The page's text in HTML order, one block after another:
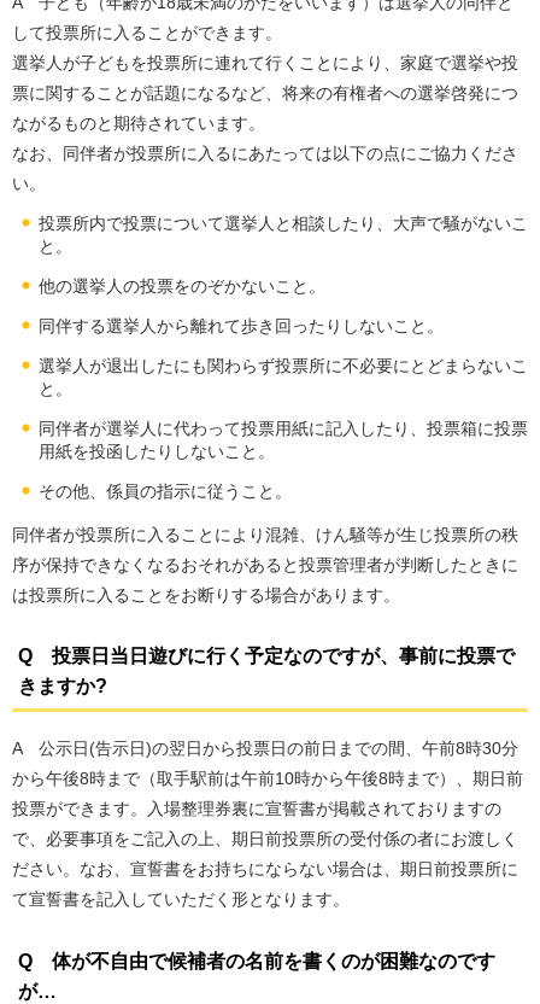
して投票所に入ることができます。
選挙人が子どもを投票所に連れて行くことにより、家庭で選挙や投
票に関することが話題になるなど、将来の有権者への選挙啓発につ
ながるものと期待されています。
なお、同伴者が投票所に入るにあたっては以下の点にご協力くださ
い。
投票所内で投票について選挙人と相談したり、大声で騒がないこ
と。
他の選挙人の投票をのぞかないこと。
同伴する選挙人から離れて歩き回ったりしないこと。
選挙人が退出したにも関わらず投票所に不必要にとどまらないこ
と。
同伴者が選挙人に代わって投票用紙に記入したり、投票箱に投票
用紙を投函したりしないこと。
その他、係員の指示に従うこと。
同伴者が投票所に入ることにより混雑、けん騒等が生じ投票所の秩
序が保持できなくなるおそれがあると投票管理者が判断したときに
は投票所に入ることをお断りする場合があります。
Q 投票日当日遊びに行く予定なのですが、事前に投票で
きますか?
A 公示日(告示日)の翌日から投票日の前日までの間、午前8時30分
から午後8時まで（取手駅前は午前10時から午後8時まで）、期日前
投票ができます。入場整理券裏に宣誓書が掲載されておりますの
で、必要事項をご記入の上、期日前投票所の受付係の者にお渡しく
ださい。なお、宣誓書をお持ちにならない場合は、期日前投票所に
て宣誓書を記入していただく形となります。
Q 体が不自由で候補者の名前を書くのが困難なのです
が…